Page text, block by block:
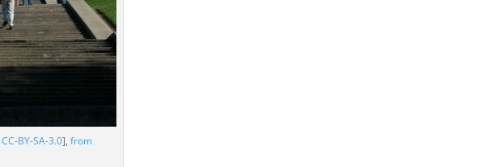
CC-BY-SA-3.0], from